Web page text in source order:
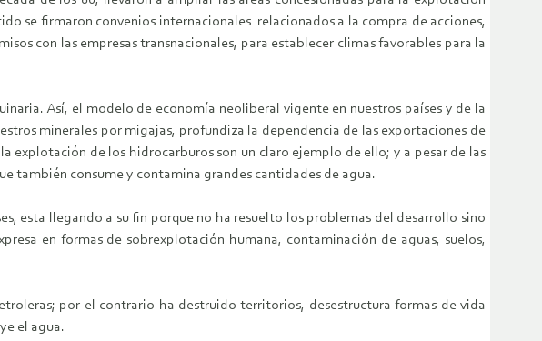
se firmaron convenios internacionales relacionados a la compra de acciones,
con las empresas transnacionales, para establecer climas favorables para la
Así, el modelo de economía neoliberal vigente en nuestros países y de la
minerales por migajas, profundiza la dependencia de las exportaciones de
explotación de los hidrocarburos son un claro ejemplo de ello; y a pesar de las
también consume y contamina grandes cantidades de agua.
esta llegando a su fin porque no ha resuelto los problemas del desarrollo sino
en formas de sobrexplotación humana, contaminación de aguas, suelos,
por el contrario ha destruido territorios, desestructura formas de vida
el agua.